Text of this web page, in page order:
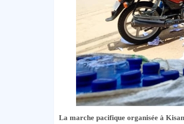
La marche pacifique organisée à